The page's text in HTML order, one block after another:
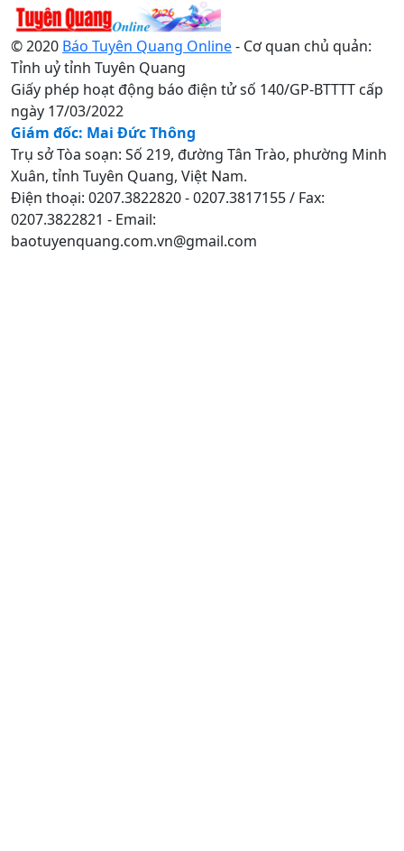
© 2020 Báo Tuyên Quang Online- Cơ quan chủ quản:
Tỉnh uỷ tỉnh Tuyên Quang
Giấy phép hoạt động báo điện tử số 140/GP-BTTTT cấp
ngày 17/03/2022
Giám đốc: Mai Đức Thông
Trụ sở Tòa soạn: Số 219, đường Tân Trào, phường Minh
Xuân, tỉnh Tuyên Quang, Việt Nam.
Điện thoại: 0207.3822820 - 0207.3817155 / Fax:
0207.3822821 - Email:
baotuyenquang.com.vn@gmail.com